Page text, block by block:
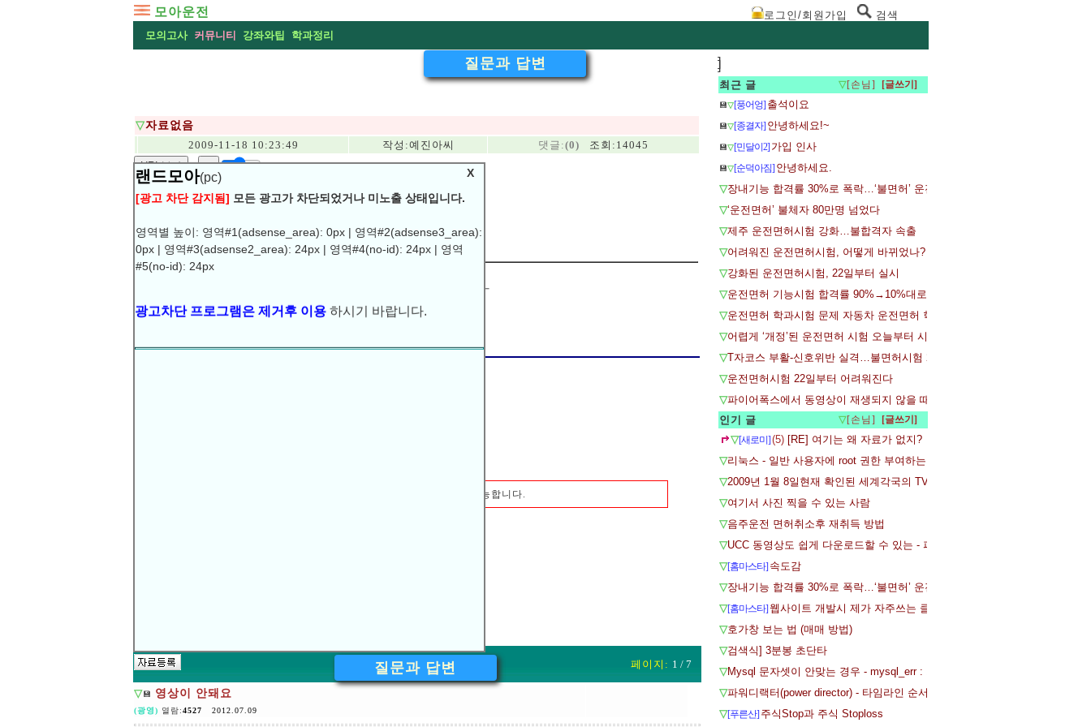
모아운전 로그인/회원가입 검색
모의고사 커뮤니티 강좌와팁 학과정리
X
랜드모아(pc)
[광고 차단 감지됨] 모든 광고가 차단되었거나 미노출 상태입니다.
영역별 높이: 영역#1(adsense_area): 0px | 영역#2(adsense3_area):
0px | 영역#3(adsense2_area): 24px | 영역#4(no-id): 24px | 영역
#5(no-id): 24px
질문과 답변
▽자료없음
2009-11-18 10:23:49
작성:예진아씨 댓글:(0)
조회:14045
URL복사
▶
모의고사를 풀고 답안 제출하면 자료없음이라고 자꾸뜨네요..
틀린문제가 뭔지 확인 할 수도 없고.. 학과시험 3일남았는데..ㅜㅜ
어케해야하나요??!!
가능합니다.
질문과 답변 페이지: 1 / 7
▽💾 영상이 안돼요
(광영) 열람:4527 2012.07.09
]
]
최근 글 ▽[손님]
💾▽[풍어엉] 출석이요
💾▽[종결자] 안녕하세요!~
💾▽[민달이2] 가입 인사
💾▽[순덕아짐] 안녕하세요.
▽장내기능 합격률 30%로 폭락…‘불면허’ 운전시험 일주일
▽‘운전면허’ 불체자 80만명 넘었다
▽제주 운전면허시험 강화…불합격자 속출
▽어려워진 운전면허시험, 어떻게 바뀌었나?
▽강화된 운전면허시험, 22일부터 실시
▽운전면허 기능시험 합격률 90%→10%대로…응시자들 어리둥절
▽운전면허 학과시험 문제 자동차 운전면허 학과시험 문제공개
▽어렵게 ‘개정’된 운전면허 시험 오늘부터 시행
▽T자코스 부활-신호위반 실격…불면허시험 22일 시행
▽운전면허시험 22일부터 어려워진다
▽파이어폭스에서 동영상이 재생되지 않을 때 - 플래시 플레어어 설치
인기 글
▽[손님]
▽[새로미](5) [RE] 여기는 왜 자료가 없지?
▽리눅스 - 일반 사용자에 root 권한 부여하는 방법
▽2009년 1월 8일현재 확인된 세계각국의 TV 채널입니다.
▽여기서 사진 찍을 수 있는 사람
▽음주운전 면허취소후 재취득 방법
▽UCC 동영상도 쉽게 다운로드할 수 있는 - 파이어폭스 확장기능 Video
▽[홈마스타] 속도감
▽장내기능 합격률 30%로 폭락…‘불면허’ 운전시험 일주일
▽[홈마스타] 웹사이트 개발시 제가 자주쓰는 클래스
▽호가창 보는 법 (매매 방법)
▽검색식] 3분봉 초단타
▽Mysql 문자셋이 안맞는 경우 - mysql_err : 1267 : Illegal mix of collations
▽파워디랙터(power director) - 타임라인 순서, 타임라인 설정 변경하기
▽[푸른산] 주식Stop과 주식 Stoploss